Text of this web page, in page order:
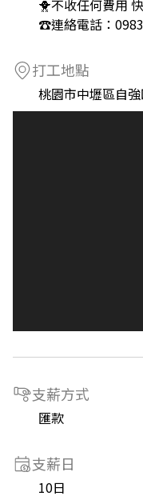
🐥不收任何費用
☎️連絡電話：
打工地點
桃園市中壢區自
支薪方式
匯款
支薪日
10日